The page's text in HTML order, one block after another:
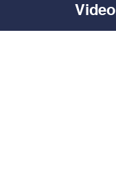
Video